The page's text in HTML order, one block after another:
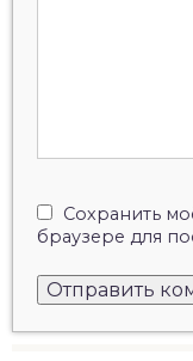
Сохранить
браузере для